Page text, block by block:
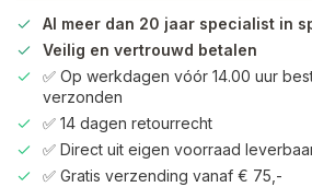
Al meer dan 20 jaar specialist in
Veilig en vertrouwd betalen
✅ Op werkdagen vóór 14.00 uur
verzonden
✅ 14 dagen retourrecht
✅ Direct uit eigen voorraad
✅ Gratis verzending vanaf € 75,-